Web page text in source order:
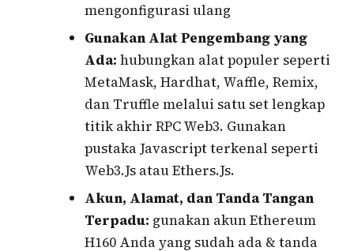
mengonfigurasi ulang
Gunakan Alat Pengembang yang
Ada: hubungkan alat populer seperti
MetaMask, Hardhat, Waffle, Remix,
dan Truffle melalui satu set lengkap
titik akhir RPC Web3. Gunakan
pustaka Javascript terkenal seperti
Web3.Js atau Ethers.Js.
Akun, Alamat, dan Tanda Tangan
Terpadu: gunakan akun Ethereum
H160 Anda yang sudah ada & tanda